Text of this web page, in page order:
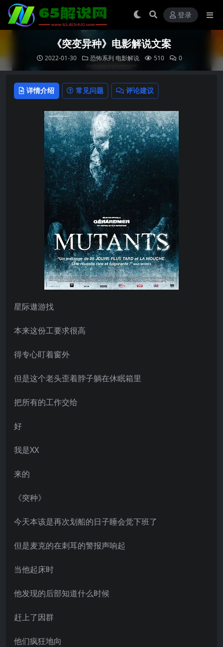
登录
《突变异种》电影解说文案
2022-01-30 恐怖系列电影解说 510 0
详情介绍 常见问题 评论建议
星际遨游找
本来这份工要求很高
得专心盯着窗外
但是这个老头歪着脖子躺在休眠箱里
把所有的工作交给
好
我是XX
来的
《突种》
今天本该是再次划船的日子睡会觉下班了
但是麦克的在刺耳的警报声响起
当他起床时
他发现的后部知道什么时候
赶上了因群
他们疯狂地向